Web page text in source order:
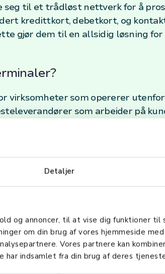
Detaljer
og annoncer, til at vise dig funktioner til
om din brug af vores hjemmeside
Vores partnere kan
har indsamlet fra din brug af deres
til et trådløst nettverk for å
kredittkort, debetkort, og
gjør dem til en allsidig løsning
virksomheter som opererer
som arbeider på
å tilby betaling ved bordet, noe
fordeler, inkludert økt mobilitet,
disse enhetene kan
samtidig som de opprettholder
og sikker løsning for